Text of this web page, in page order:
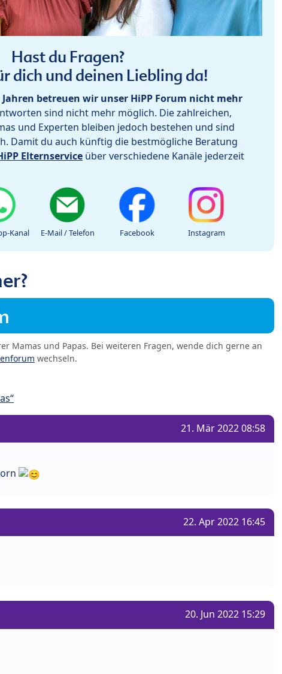
Hast du Fragen?
dich und deinen Liebling da!
betreuen wir unser HiPP Forum nicht mehr
sind nicht mehr möglich. Die zahlreichen,
und Experten bleiben jedoch bestehen und sind
Damit du auch künftig die bestmögliche Beratung
Elternservice über verschiedene Kanäle jederzeit
Kanal E-Mail / Telefon Facebook Instagram
Mamas und Papas. Bei weiteren Fragen, wende dich gerne an
wechseln.
21. Mär 2022 08:58
22. Apr 2022 16:45
20. Jun 2022 15:29